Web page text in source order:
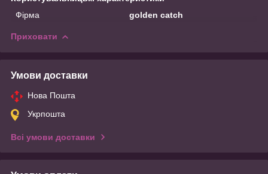
Фірма
golden catch
Приховати
Умови доставки
Нова Пошта
Укрпошта
Всі умови доставки